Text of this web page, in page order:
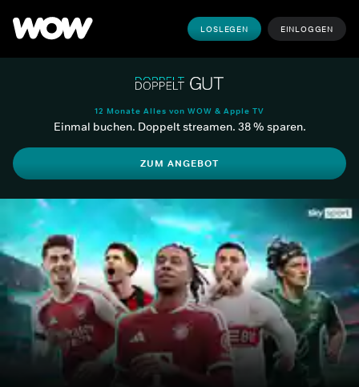
LOSLEGEN EINLOGGEN
12 Monate Alles von WOW & Apple TV
Einmal buchen. Doppelt streamen. 38 % sparen.
ZUM ANGEBOT